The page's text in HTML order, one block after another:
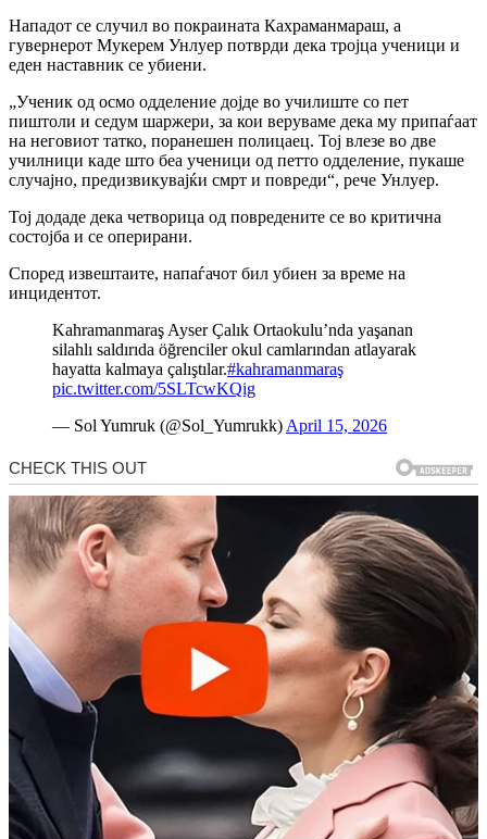
Нападот се случил во покраината Кахраманмараш, а
гувернерот Мукерем Унлуер потврди дека тројца ученици и
еден наставник се убиени.
„Ученик од осмо одделение дојде во училиште со пет
пиштоли и седум шаржери, за кои веруваме дека му припаѓаат
на неговиот татко, поранешен полицаец. Тој влезе во две
училници каде што беа ученици од петто одделение, пукаше
случајно, предизвикувајќи смрт и повреди“, рече Унлуер.
Тој додаде дека четворица од повредените се во критична
состојба и се оперирани.
Според извештаите, напаѓачот бил убиен за време на
инцидентот.
Kahramanmaraş Ayser Çalık Ortaokulu’nda yaşanan
silahlı saldırıda öğrenciler okul camlarından atlayarak
hayatta kalmaya çalıştılar.#kahramanmaraş
pic.twitter.com/5SLTcwKQig
— Sol Yumruk (@Sol_Yumrukk) April 15, 2026